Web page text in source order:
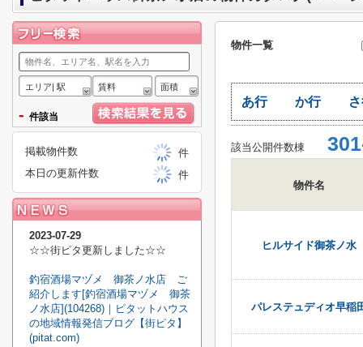
物件一覧
あ行 か行
該当公開件数棟
物件名
ヒルサイド御茶ノ水
パレステュディオ早稲
エリア| 駅 賃料 面積
- 件該当
掲載物件数
件
本日の更新件数
件
2023-07-29
☆☆街ピタ更新しました☆☆
釣宿酒場マヅメ 御茶ノ水店 ご
紹介します[釣宿酒場マヅメ 御茶
ノ水店](104268)｜ピタットハウス
の地域情報発信ブログ【街ピタ】
(pitat.com)